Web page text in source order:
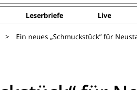
Leserbriefe Live
> Ein neues „Schmuckstück“ für